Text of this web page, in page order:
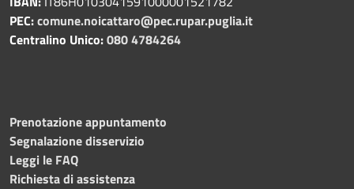
PEC:comune.noicattaro@pec.rupar.puglia.it
Centralino Unico:080 4784264
Prenotazione appuntamento
Segnalazione disservizio
Leggi le FAQ
Richiesta di assistenza